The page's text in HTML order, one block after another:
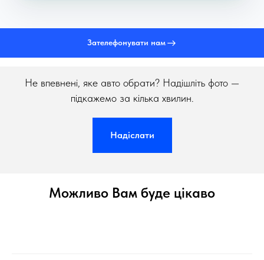
Зателефонувати нам
Не впевнені, яке авто обрати? Надішліть фото —
підкажемо за кілька хвилин.
Надіслати
Можливо Вам буде цікаво